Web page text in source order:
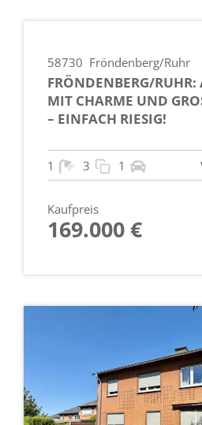
58730 Fröndenberg/Ruhr
FRÖNDENBERG/RUHR:
MIT CHARME UND
EINFACH RIESIG!
1 3 1
Kaufpreis
169.000 €